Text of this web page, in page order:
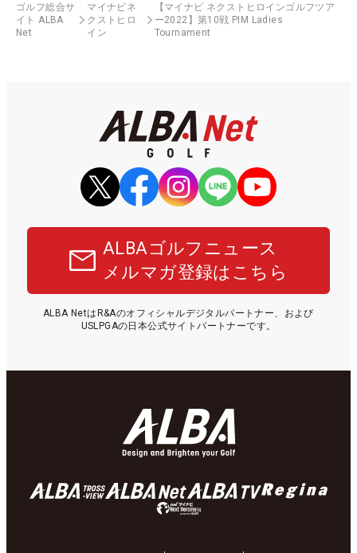
ゴルフ総合サ
イト ALBA
Net
マイナビネ
クストヒロ
イン
【マイナビ ネクストヒロインゴルフツア
ー2022】第10戦 PIM Ladies
Tournament
ALBAゴルフニュース
メルマガ登録はこちら
ALBA NetはR&Aのオフィシャルデジタルパートナー、および
USLPGAの日本公式サイトパートナーです。